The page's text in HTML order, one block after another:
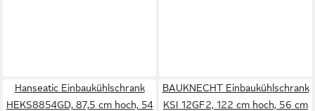
Hanseatic Einbaukühlschrank
HEKS8854GD, 87,5 cm hoch, 54
BAUKNECHT Einbaukühlschrank
KSI 12GF2, 122 cm hoch, 56 cm